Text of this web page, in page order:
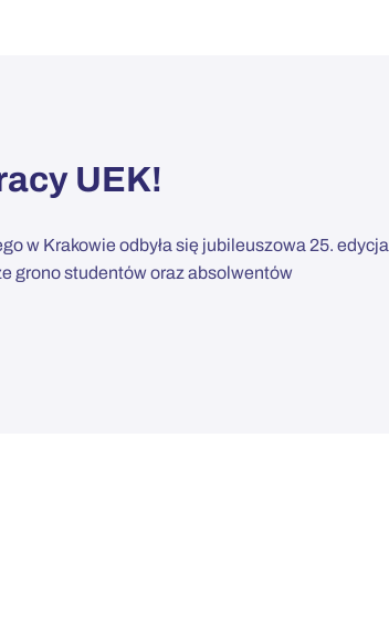
UEK!
w Krakowie odbyła się jubileuszowa 25. edycja
grono studentów oraz absolwentów